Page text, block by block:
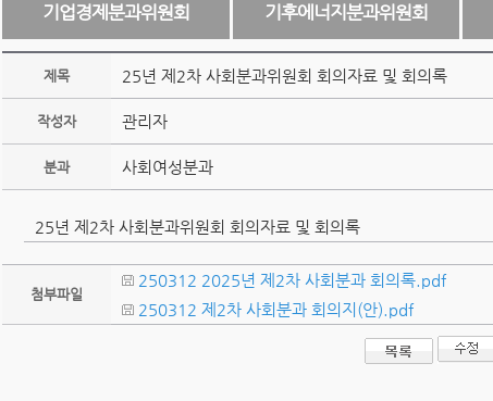
기업경제분과위원회 기후에너지분과위원회
제목 25년 제2차 사회분과위원회 회의자료 및 회의록
작성자 관리자
분과 사회여성분과
25년 제2차 사회분과위원회 회의자료 및 회의록
첨부파일
250312 2025년 제2차 사회분과 회의록.pdf
250312 제2차 사회분과 회의지(안).pdf